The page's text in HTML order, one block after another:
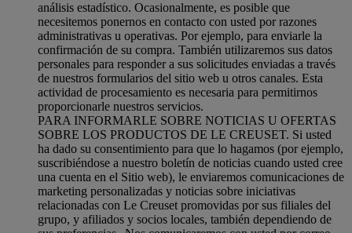
análisis estadístico. Ocasionalmente, es posible que
necesitemos ponernos en contacto con usted por razones
administrativas u operativas. Por ejemplo, para enviarle la
confirmación de su compra. También utilizaremos sus datos
personales para responder a sus solicitudes enviadas a través
de nuestros formularios del sitio web u otros canales. Esta
actividad de procesamiento es necesaria para permitirnos
proporcionarle nuestros servicios.
PARA INFORMARLE SOBRE NOTICIAS U OFERTAS
SOBRE LOS PRODUCTOS DE LE CREUSET. Si usted
ha dado su consentimiento para que lo hagamos (por ejemplo,
suscribiéndose a nuestro boletín de noticias cuando usted cree
una cuenta en el Sitio web), le enviaremos comunicaciones de
marketing personalizadas y noticias sobre iniciativas
relacionadas con Le Creuset promovidas por sus filiales del
grupo, y afiliados y socios locales, también dependiendo de